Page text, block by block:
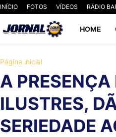
INÍCIO FOTOS VÍDEOS RÁDIO
HOME
Página inicial
A PRESENÇA
ILUSTRES,
SERIEDADE